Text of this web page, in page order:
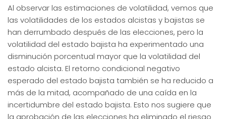
Al observar las estimaciones de volatilidad, vemos que
las volatilidades de los estados alcistas y bajistas se
han derrumbado después de las elecciones, pero la
volatilidad del estado bajista ha experimentado una
disminución porcentual mayor que la volatilidad del
estado alcista. El retorno condicional negativo
esperado del estado bajista también se ha reducido a
más de la mitad, acompañado de una caída en la
incertidumbre del estado bajista. Esto nos sugiere que